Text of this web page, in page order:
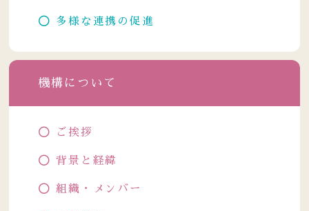
多様な連携の促進
機構について
ご挨拶
背景と経緯
組織・メンバー